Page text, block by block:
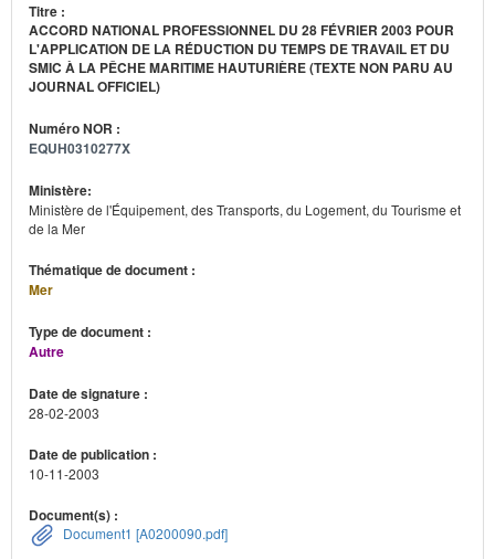
Titre :
ACCORD NATIONAL PROFESSIONNEL DU 28 FÉVRIER 2003 POUR
L'APPLICATION DE LA RÉDUCTION DU TEMPS DE TRAVAIL ET DU
SMIC À LA PÊCHE MARITIME HAUTURIÈRE (TEXTE NON PARU AU
JOURNAL OFFICIEL)
Numéro NOR :
EQUH0310277X
Ministère:
Ministère de l'Équipement, des Transports, du Logement, du Tourisme et
de la Mer
Thématique de document :
Mer
Type de document :
Autre
Date de signature :
28-02-2003
Date de publication :
10-11-2003
Document(s) :
Document1 [A0200090.pdf]